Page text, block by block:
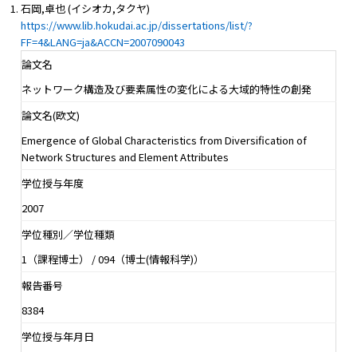
石岡,卓也 (イシオカ,タクヤ)
https://www.lib.hokudai.ac.jp/dissertations/list/?
FF=4&LANG=ja&ACCN=2007090043
論文名
ネットワーク構造及び要素属性の変化による大域的特性の創発
論文名(欧文)
Emergence of Global Characteristics from Diversification of
Network Structures and Element Attributes
学位授与年度
2007
学位種別／学位種類
1（課程博士） / 094（博士(情報科学)）
報告番号
8384
学位授与年月日